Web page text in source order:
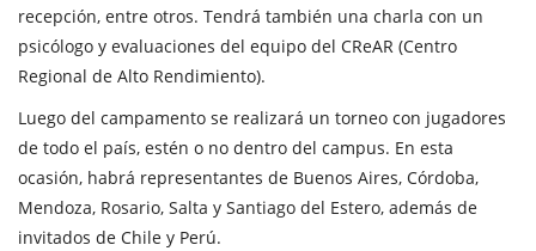
recepción, entre otros. Tendrá también una charla con un
psicólogo y evaluaciones del equipo del CReAR (Centro
Regional de Alto Rendimiento).
Luego del campamento se realizará un torneo con jugadores
de todo el país, estén o no dentro del campus. En esta
ocasión, habrá representantes de Buenos Aires, Córdoba,
Mendoza, Rosario, Salta y Santiago del Estero, además de
invitados de Chile y Perú.